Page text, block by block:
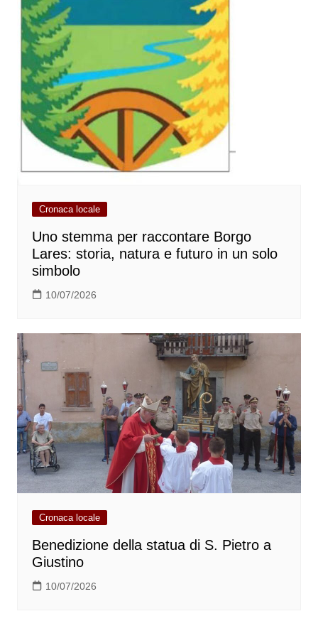
Cronaca locale
Uno stemma per raccontare Borgo
Lares: storia, natura e futuro in un solo
simbolo
10/07/2026
Cronaca locale
Benedizione della statua di S. Pietro a
Giustino
10/07/2026